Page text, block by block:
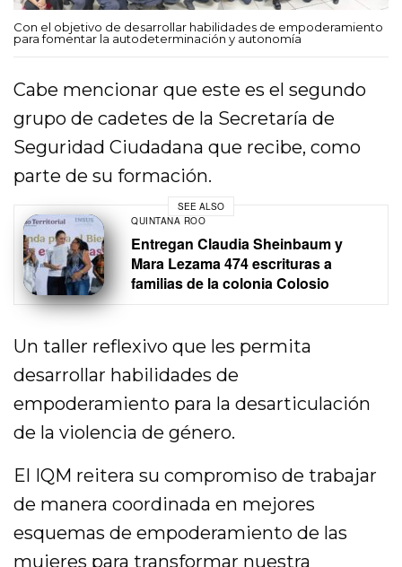
Con el objetivo de desarrollar habilidades de empoderamiento
para fomentar la autodeterminación y autonomía
Cabe mencionar que este es el segundo
grupo de cadetes de la Secretaría de
Seguridad Ciudadana que recibe, como
parte de su formación.
SEE ALSO
QUINTANA ROO
Entregan Claudia Sheinbaum y
Mara Lezama 474 escrituras a
familias de la colonia Colosio
Un taller reflexivo que les permita
desarrollar habilidades de
empoderamiento para la desarticulación
de la violencia de género.
El IQM reitera su compromiso de trabajar
de manera coordinada en mejores
esquemas de empoderamiento de las
mujeres para transformar nuestra